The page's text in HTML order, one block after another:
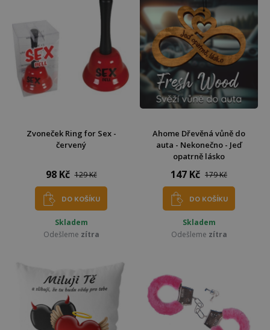
Zvoneček Ring for Sex -
červený
98 Kč 129 Kč
DO KOŠÍKU
Skladem
Odešleme zítra
Ahome Dřevěná vůně do
auta - Nekonečno - Jeď
opatrně lásko
147 Kč 179 Kč
DO KOŠÍKU
Skladem
Odešleme zítra